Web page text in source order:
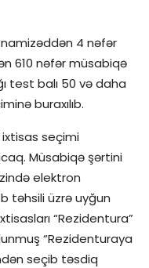
4 nəfər
610 nəfər müsabiqə
test balı 50 və daha
buraxılıb.
seçimi
Müsabiqə şərtini
elektron
təhsili üzrə uyğun
“Rezidentura”
“Rezidenturaya
seçib təsdiq